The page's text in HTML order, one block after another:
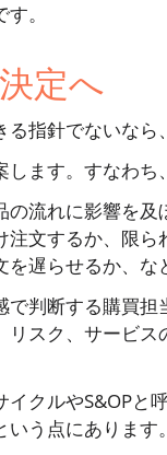
。
定へ
る指針でないな
ます。すなわち
の流れに影響を
文するか、限ら
遅らせるか、な
で判断する購買
リスク、サービ
クルやS&OPと
いう点にあります。